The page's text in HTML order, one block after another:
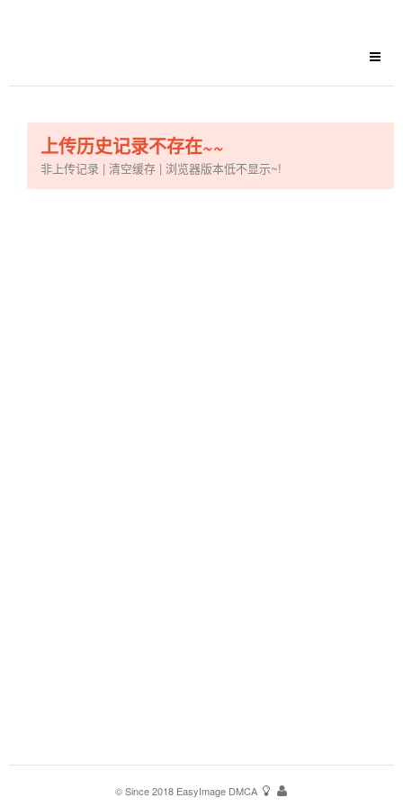
上传历史记录不存在~~
非上传记录 | 清空缓存 | 浏览器版本低不显示~!
© Since 2018 EasyImage DMCA